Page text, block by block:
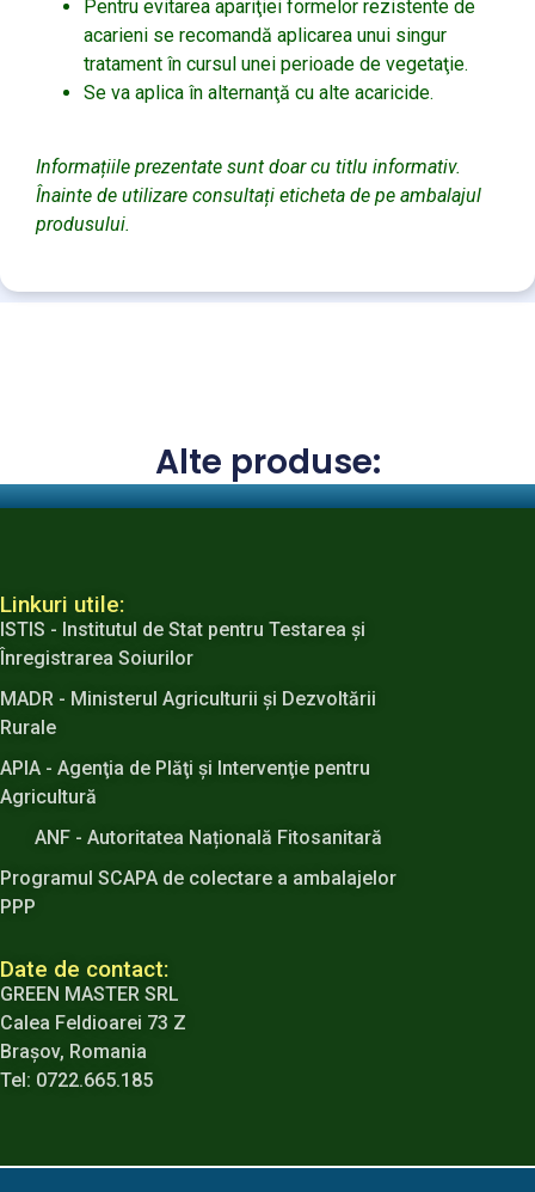
Pentru evitarea apariţiei formelor rezistente de
acarieni se recomandă aplicarea unui singur
tratament în cursul unei perioade de vegetaţie.
Se va aplica în alternanţă cu alte acaricide.
Informațiile prezentate sunt doar cu titlu informativ.
Înainte de utilizare consultați eticheta de pe ambalajul
produsului.
Alte produse:
Linkuri utile:
ISTIS - Institutul de Stat pentru Testarea şi
Înregistrarea Soiurilor
MADR - Ministerul Agriculturii şi Dezvoltării
Rurale
APIA - Agenţia de Plăţi şi Intervenţie pentru
Agricultură
ANF - Autoritatea Națională Fitosanitară
Programul SCAPA de colectare a ambalajelor
PPP
Date de contact:
GREEN MASTER SRL
Calea Feldioarei 73 Z
Brașov, Romania
Tel: 0722.665.185